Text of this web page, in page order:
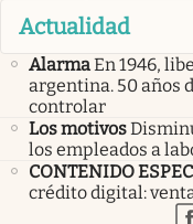
Actualidad
AlarmaEn 1946,
argentina. 50 años
controlar
Los motivos
los empleados a
CONTENIDO
crédito digital: